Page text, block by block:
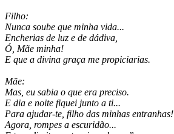
Filho:
Nunca soube que minha vida...
Encherias de luz e de dádiva,
Ó, Mãe minha!
E que a divina graça me propiciarias.
Mãe:
Mas, eu sabia o que era preciso.
E dia e noite fiquei junto a ti...
Para ajudar-te, filho das minhas entranhas!
Agora, rompes a escuridão...